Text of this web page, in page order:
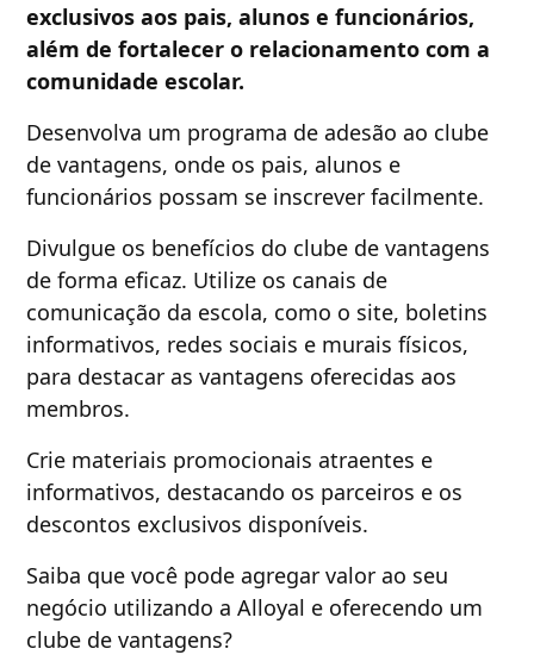
exclusivos aos pais, alunos e funcionários,
além de fortalecer o relacionamento com a
comunidade escolar.
Desenvolva um programa de adesão ao clube
de vantagens, onde os pais, alunos e
funcionários possam se inscrever facilmente.
Divulgue os benefícios do clube de vantagens
de forma eficaz. Utilize os canais de
comunicação da escola, como o site, boletins
informativos, redes sociais e murais físicos,
para destacar as vantagens oferecidas aos
membros.
Crie materiais promocionais atraentes e
informativos, destacando os parceiros e os
descontos exclusivos disponíveis.
Saiba que você pode agregar valor ao seu
negócio utilizando a Alloyal e oferecendo um
clube de vantagens?